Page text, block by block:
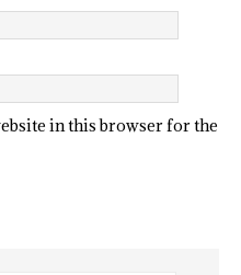
in this browser for the